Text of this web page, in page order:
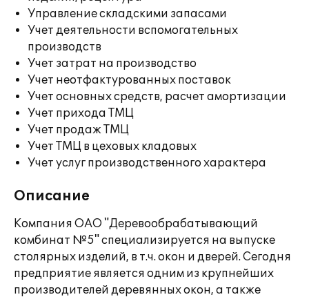
Управление складскими запасами
Учет деятельности вспомогательных
производств
Учет затрат на производство
Учет неотфактурованных поставок
Учет основных средств, расчет амортизации
Учет прихода ТМЦ
Учет продаж ТМЦ
Учет ТМЦ в цеховых кладовых
Учет услуг производственного характера
Описание
Компания ОАО "Деревообрабатывающий
комбинат №5" специализируется на выпуске
столярных изделий, в т.ч. окон и дверей. Сегодня
предприятие является одним из крупнейших
производителей деревянных окон, а также